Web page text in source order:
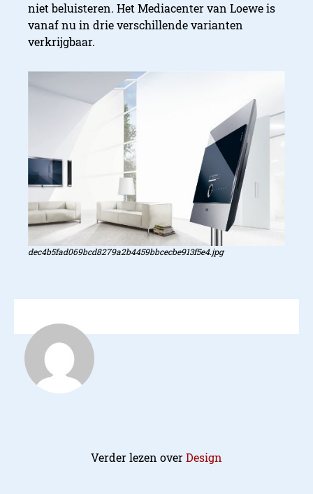
niet beluisteren. Het Mediacenter van Loewe is
vanaf nu in drie verschillende varianten
verkrijgbaar.
dec4b5fad069bcd8279a2b4459bbcecbe913f5e4.jpg
Verder lezen overDesign